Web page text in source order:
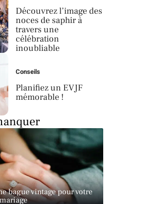
Découvrez l’image des
noces de saphir à
travers une
célébration
inoubliable
Conseils
Planifiez un EVJF
mémorable !
bague vintage pour votre